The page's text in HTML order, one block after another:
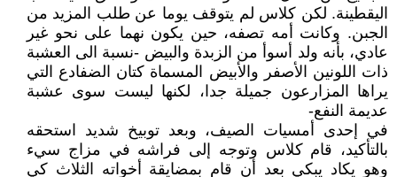
اليقطينة. لكن كلاس لم يتوقف يوما عن طلب المزيد من
الجبن. وكانت أمه تصفه، حين يكون نهما على نحو غير
عادي، بأنه ولد أسوأ من الزبدة والبيض -نسبة الى العشبة
ذات اللونين الأصفر والأبيض المسماة كتان الضفادع التي
يراها المزارعون جميلة جدا، لكنها ليست سوى عشبة
عديمة النفع-
في إحدى أمسيات الصيف، وبعد توبيخ شديد استحقه
بالتأكيد، قام كلاس وتوجه إلى فراشه في مزاج سيء
وهو يكاد يبكي بعد أن قام بمضايقة أخواته الثلاث كي